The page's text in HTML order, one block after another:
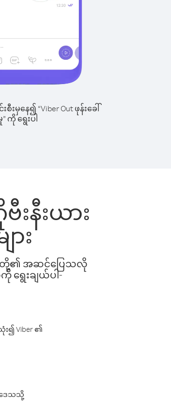
စီးမှနေ၍ “Viber Out ဖုန်းခေါ်
” ကို ရွေးပါ
းနီးယား
း
ပ်တို့၏ အဆင်ပြေသလို
ရွေးချယ်ပါ-
Viber ၏
ဒေသသို့